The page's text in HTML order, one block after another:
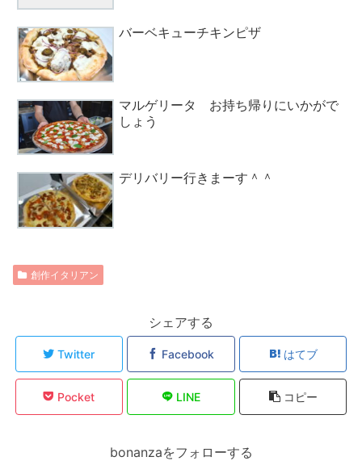
バーベキューチキンピザ
マルゲリータ お持ち帰りにいかがで
しょう
デリバリー行きまーす＾＾
創作イタリアン
シェアする
Twitter Facebook はてブ
Pocket LINE コピー
bonanzaをフォローする